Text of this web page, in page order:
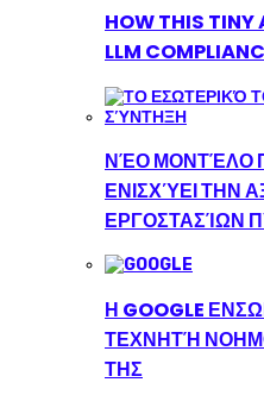
HOW THIS TINY
LLM
ΝΈΟ ΜΟΝΤΈΛΟ
ΕΝΙΣΧΎΕΙ ΤΗΝ
ΕΡΓΟΣΤΑΣΊΩΝ
Η GOOGLE
ΤΕΧΝΗΤΉ
ΤΗΣ